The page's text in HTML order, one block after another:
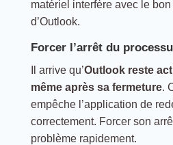
matériel interfère avec le
d’Outlook.
Forcer l’arrêt du
Il arrive qu’Outlook reste
même après sa fermeture.
empêche l’application de
correctement. Forcer son
problème rapidement.